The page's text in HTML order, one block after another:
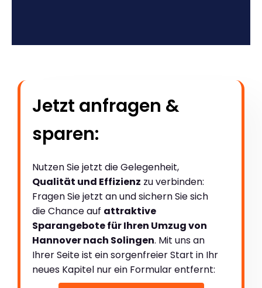
Jetzt anfragen &
sparen:
Nutzen Sie jetzt die Gelegenheit,
Qualität und Effizienz zu verbinden:
Fragen Sie jetzt an und sichern Sie sich
die Chance auf attraktive
Sparangebote für Ihren Umzug von
Hannover nach Solingen. Mit uns an
Ihrer Seite ist ein sorgenfreier Start in Ihr
neues Kapitel nur ein Formular entfernt: